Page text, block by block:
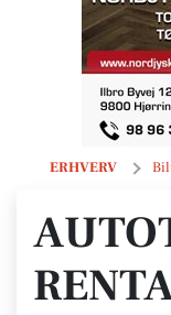
ERHVERV
Autoteknika